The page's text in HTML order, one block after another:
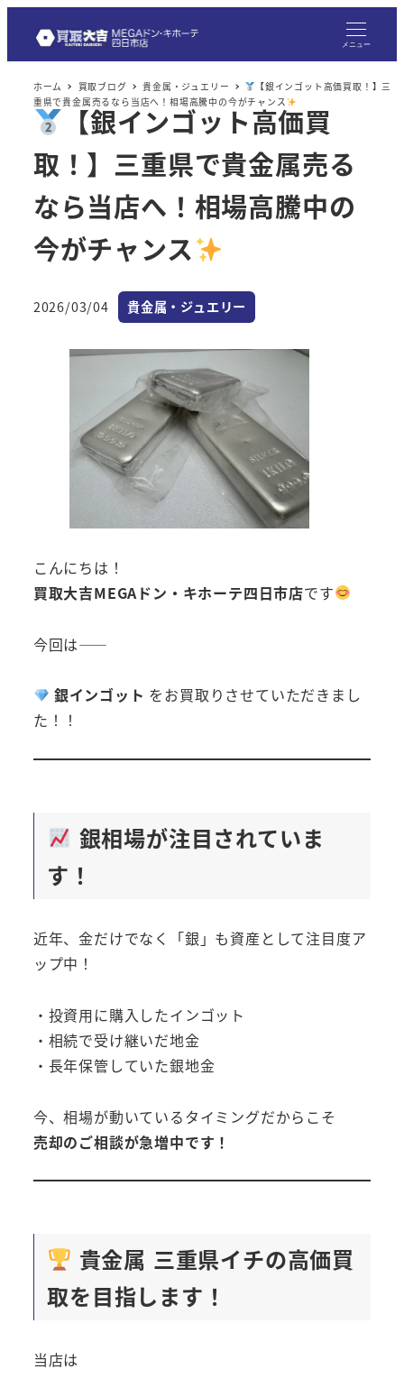
メニュー
ホーム 買取ブログ 貴金属・ジュエリー
【銀インゴット高価買取！】三
重県で貴金属売るなら当店へ！相場高騰中の今がチャンス
【銀インゴット高価買
取！】三重県で貴金属売る
なら当店へ！相場高騰中の
今がチャンス
投稿日
2026/03/04 カテゴリー
貴金属・ジュエリー
こんにちは！
買取大吉MEGAドン・キホーテ四日市店です
今回は――
銀インゴット をお買取りさせていただきまし
た！！
銀相場が注目されていま
す！
近年、金だけでなく「銀」も資産として注目度ア
ップ中！
・投資用に購入したインゴット
・相続で受け継いだ地金
・長年保管していた銀地金
今、相場が動いているタイミングだからこそ
売却のご相談が急増中です！
貴金属 三重県イチの高価買
取を目指します！
当店は